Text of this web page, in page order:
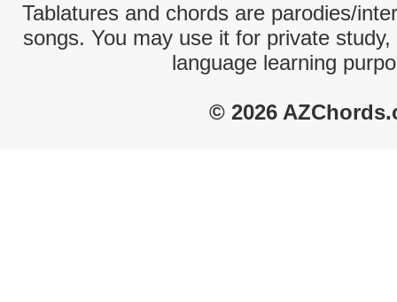
Tablatures and chords are parodies/
songs. You may use it for private
language learning
© 2026